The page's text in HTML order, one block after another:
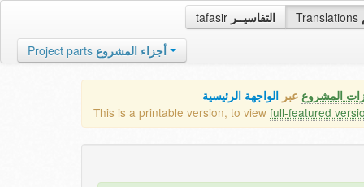
tafasir التفاسيــر Translations
Project parts أجزاء المشروع
المشروع عبر الواجهة الرئيسية
This is a printable version, to view full-featured